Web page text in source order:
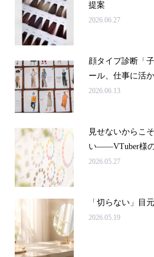
提案
2026.06.27
顔タイプ診断「
ール、仕事に活
2026.06.13
見せないからこ
い――VTuber様
2026.05.27
「切らない」目
2026.05.19